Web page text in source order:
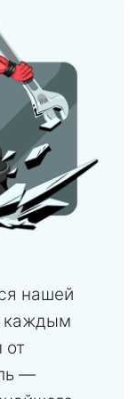
нашей
каждым
от
—